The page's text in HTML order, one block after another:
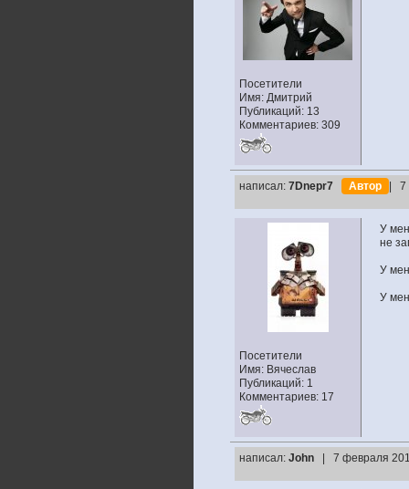
Посетители
Имя: Дмитрий
Публикаций: 13
Комментариев: 309
написал: 7Dnepr7 Автор |
Посетители
Имя: Вячеслав
Публикаций: 1
Комментариев: 17
У
не
У
У
написал: John | 7 февраля